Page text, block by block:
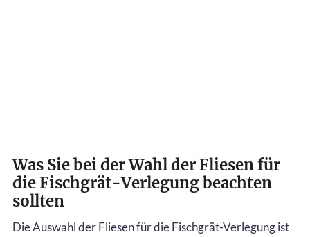
Was Sie bei der Wahl der Fliesen für
die Fischgrät-Verlegung beachten
sollten
Die Auswahl der Fliesen für die Fischgrät-Verlegung ist